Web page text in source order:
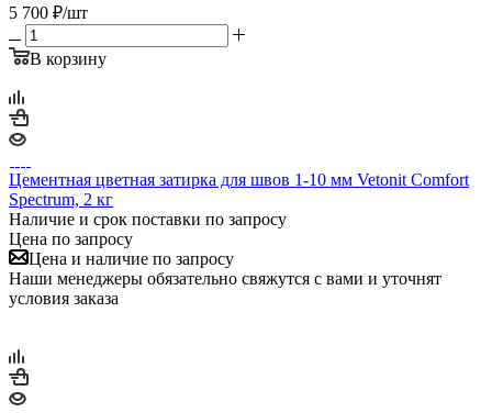
5 700 ₽/шт
В корзину
Цементная цветная затирка для швов 1-10 мм Vetonit Comfort
Spectrum, 2 кг
Наличие и срок поставки по запросу
Цена по запросу
Цена и наличие по запросу
Наши менеджеры обязательно свяжутся с вами и уточнят
условия заказа